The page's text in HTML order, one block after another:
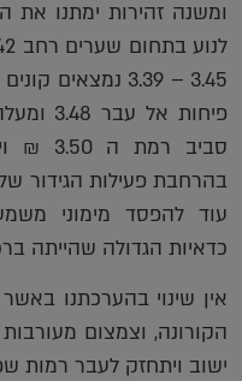
ומשנה זהירות ימתנו את
3.45 – 3.39
פיחות
סביב
בהרחבת פעילות הגידור
עוד להפסד מימוני
כדאיות הגדולה שהייתה
אין שינוי בהערכתנו
הקורונה, וצמצום
ישוב ויתחזק לעבר